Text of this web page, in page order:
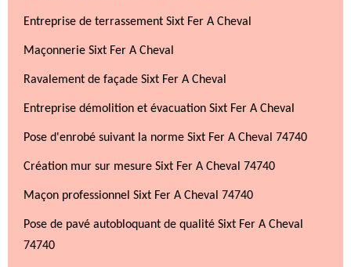
Entreprise de terrassement Sixt Fer A Cheval
Maçonnerie Sixt Fer A Cheval
Ravalement de façade Sixt Fer A Cheval
Entreprise démolition et évacuation Sixt Fer A Cheval
Pose d'enrobé suivant la norme Sixt Fer A Cheval 74740
Création mur sur mesure Sixt Fer A Cheval 74740
Maçon professionnel Sixt Fer A Cheval 74740
Pose de pavé autobloquant de qualité Sixt Fer A Cheval
74740